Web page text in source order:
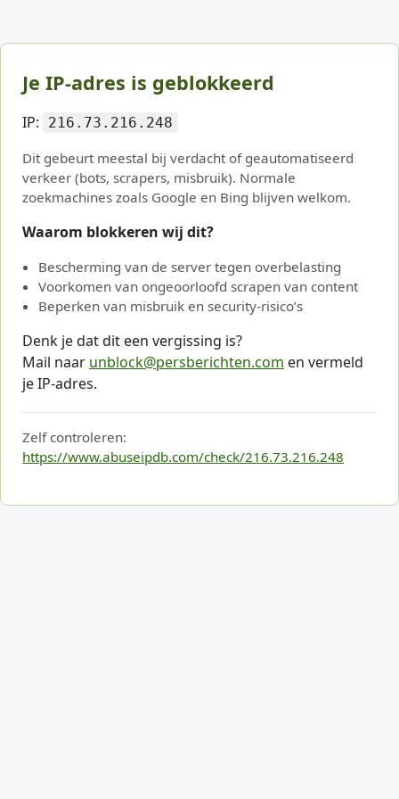
Je IP-adres is geblokkeerd
IP: 216.73.216.248
Dit gebeurt meestal bij verdacht of geautomatiseerd
verkeer (bots, scrapers, misbruik). Normale
zoekmachines zoals Google en Bing blijven welkom.
Waarom blokkeren wij dit?
Bescherming van de server tegen overbelasting
Voorkomen van ongeoorloofd scrapen van content
Beperken van misbruik en security-risico’s
Denk je dat dit een vergissing is?
Mail naar unblock@persberichten.com en vermeld
je IP-adres.
Zelf controleren:
https://www.abuseipdb.com/check/216.73.216.248